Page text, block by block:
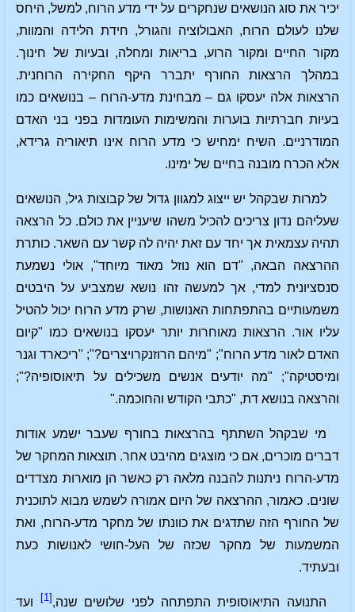
יכיר את סוג הנושאים שנחקרים על ידי מדע הרוח, למשל, היחס
שלנו לעולם הרוח, האבולוציה והגורל, חידת הלידה והמוות,
מקור החיים ומקור הרוע, בריאות ומחלה, ובעיות של חינוך.
במהלך הרצאות החורף יתברר היקף החקירה הרוחנית.
הרצאות אלה יעסקו גם – מבחינת מדע-הרוח – בנושאים כמו
בעיות חברתיות בוערות והמשימות העומדות בפני בני האדם
המודרניים. השיח ימחיש כי מדע הרוח אינו תיאוריה גרידא,
אלא הכרח מובנה בחיים של ימינו.
למרות שבקהל יש ייצוג למגוון גדול של קבוצות גיל, הנושאים
שעליהם נדון צריכים להכיל משהו שיעניין את כולם. כל הרצאה
תהיה עצמאית אך יחד עם זאת יהיה לה קשר עם השאר. כותרת
ההרצאה הבאה, "דם הוא נוזל מאוד מיוחד", אולי נשמעת
סנסציונית למדי, אך למעשה זהו נושא שמצביע על היבטים
משמעותיים בהתפתחות האנושות, שרק מדע הרוח יכול להטיל
עליו אור. הרצאות מאוחרות יותר יעסקו בנושאים כמו "קיום
האדם לאור מדע הרוח"; "מיהם הרוזנקרויצרים?"; "ריכארד וגנר
ומיסטיקה"; "מה יודעים אנשים משכילים על תיאוסופיה?";
והרצאה בנושא דת, "כתבי הקודש והחוכמה."
מי שבקהל השתתף בהרצאות בחורף שעבר ישמע אודות
דברים מוכרים, אם כי מוצגים מהיבט אחר. תוצאות המחקר של
מדע-הרוח ניתנות להבנה מלאה רק כאשר הן מוארות מצדדים
שונים. כאמור, ההרצאה של היום אמורה לשמש מבוא לתוכנית
של החורף הזה שתדגים את כוונתו של מחקר מדע-הרוח, ואת
המשמעות של מחקר שכזה של העל-חושי לאנושות כעת
ובעתיד.
התנועה התיאוסופית התפתחה לפני שלושים שנה, [1]
ועד